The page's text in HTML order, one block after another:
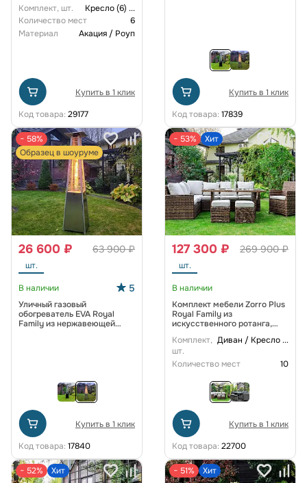
Комплект, шт. Кресло (6) ...
Количество мест
6
Материал
Акация / Роуп
Купить в 1 клик
Код товара: 29177
Купить в 1 клик
Код товара: 17839
− 58%
Образец в шоуруме
63 900 ₽
26 600 ₽
шт.
В наличии 5
Уличный газовый
обогреватель EVA Royal
Family из нержавеющей
Купить в 1 клик
Код товара: 17840
− 53% Хит
269 900 ₽
127 300 ₽
шт.
В наличии
Комплект мебели Zorro Plus
Royal Family из
искусственного ротанга,
Комплект,
шт.
Диван / Кресло...
Количество мест 10
Купить в 1 клик
Код товара: 22700
− 52% Хит − 51% Хит